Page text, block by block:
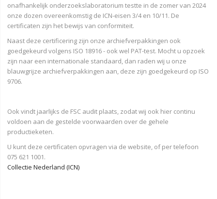
onafhankelijk onderzoekslaboratorium testte in de zomer van 2024
onze dozen overeenkomstig de ICN-eisen 3/4 en 10/11. De
certificaten zijn het bewijs van conformiteit.
Naast deze certificering zijn onze archiefverpakkingen ook
goedgekeurd volgens ISO 18916 - ook wel PAT-test. Mocht u opzoek
zijn naar een internationale standaard, dan raden wij u onze
blauwgrijze archiefverpakkingen aan, deze zijn goedgekeurd op ISO
9706.
Ook vindt jaarlijks de FSC audit plaats, zodat wij ook hier continu
voldoen aan de gestelde voorwaarden over de gehele
productieketen.
U kunt deze certificaten opvragen via de website, of per telefoon
075 621 1001.
Collectie Nederland (ICN)